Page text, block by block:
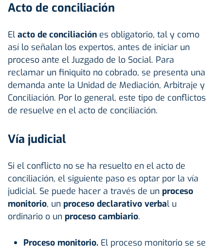
Acto de conciliación
El acto de conciliación es obligatorio, tal y como
así lo señalan los expertos, antes de iniciar un
proceso ante el Juzgado de lo Social. Para
reclamar un finiquito no cobrado, se presenta una
demanda ante la Unidad de Mediación, Arbitraje y
Conciliación. Por lo general, este tipo de conflictos
de resuelve en el acto de conciliación.
Vía judicial
Si el conflicto no se ha resuelto en el acto de
conciliación, el siguiente paso es optar por la vía
judicial. Se puede hacer a través de un proceso
monitorio, un proceso declarativo verbal u
ordinario o un proceso cambiario.
Proceso monitorio. El proceso monitorio se se